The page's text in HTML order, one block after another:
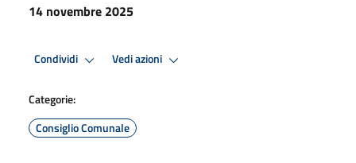
14 novembre 2025
Condividi Vedi azioni
Categorie:
Consiglio Comunale